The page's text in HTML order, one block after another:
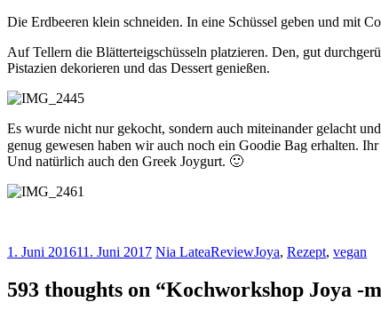
Die Erdbeeren klein schneiden. In eine Schüssel geben und mit
Auf Tellern die Blätterteigschüsseln platzieren. Den, gut
Pistazien dekorieren und das Dessert genießen.
Es wurde nicht nur gekocht, sondern auch miteinander gelacht
genug gewesen haben wir auch noch ein Goodie Bag erhalten.
Und natürlich auch den Greek Joygurt. 🙂
1. Juni 201611. Juni 2017 Nia LateaReviewJoya, Rezept, vegan
593 thoughts on “Kochworkshop Joya -